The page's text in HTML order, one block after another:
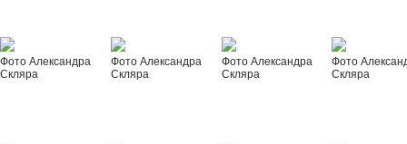
Фото Александра
Скляра
Фото Александра
Скляра
Фото Александра
Скляра
Фото
Скляра